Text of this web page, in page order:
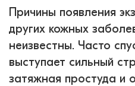
Причины появления
других кожных
неизвестны. Часто
выступает сильный
затяжная простуда и